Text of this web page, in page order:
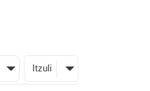
Itzuli